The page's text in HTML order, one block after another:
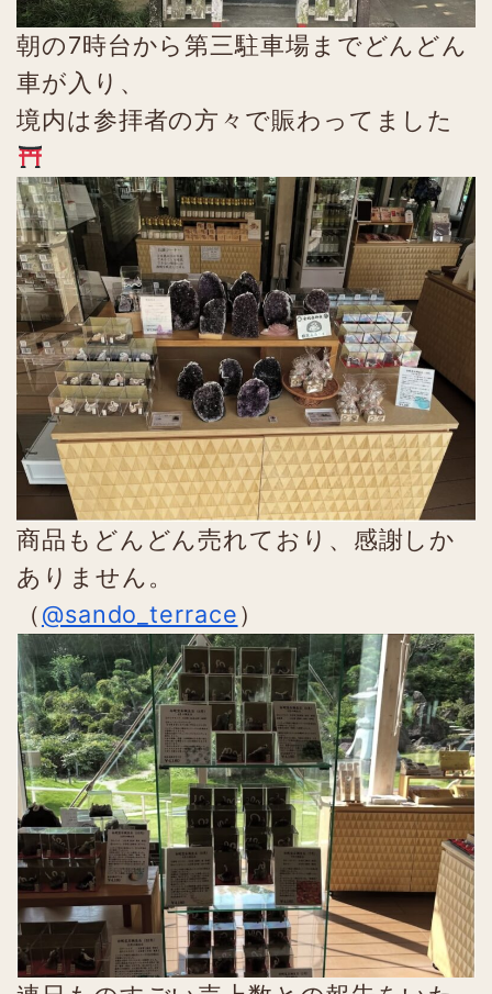
朝の7時台から第三駐車場までどんどん
車が入り、
境内は参拝者の方々で賑わってました
商品もどんどん売れており、感謝しか
ありません。
（@sando_terrace）